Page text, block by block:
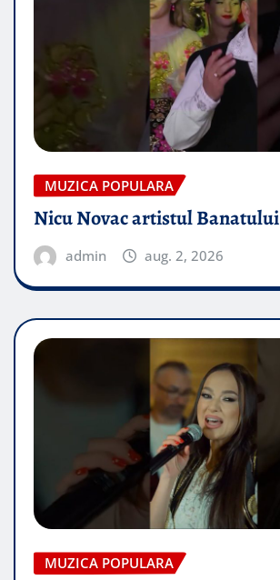
MUZICA POPULARA
Nicu Novac artistul Banatului
admin aug. 2, 2026
MUZICA POPULARA